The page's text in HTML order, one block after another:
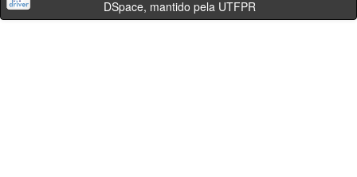
DSpace, mantido pela UTFPR